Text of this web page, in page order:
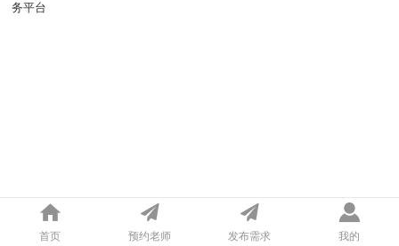
首页 预约老师 发布需求 我的
务平台